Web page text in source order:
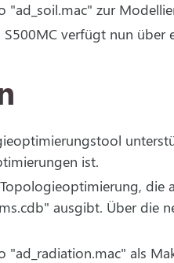
"ad_soil.mac" zur
S500MC verfügt nun
ist.
die
ausgibt. Über die
"ad_radiation.mac" als